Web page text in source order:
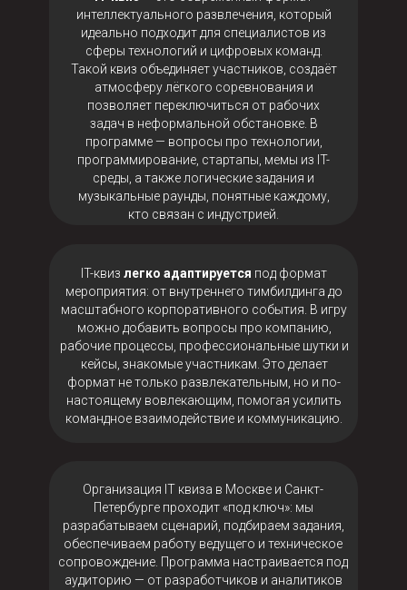
интеллектуального развлечения, который
идеально подходит для специалистов из
сферы технологий и цифровых команд.
Такой квиз объединяет участников, создаёт
атмосферу лёгкого соревнования и
позволяет переключиться от рабочих
задач в неформальной обстановке. В
программе — вопросы про технологии,
программирование, стартапы, мемы из IT-
среды, а также логические задания и
музыкальные раунды, понятные каждому,
кто связан с индустрией.
IT-квиз легко адаптируется под формат
мероприятия: от внутреннего тимбилдинга до
масштабного корпоративного события. В игру
можно добавить вопросы про компанию,
рабочие процессы, профессиональные шутки и
кейсы, знакомые участникам. Это делает
формат не только развлекательным, но и по-
настоящему вовлекающим, помогая усилить
командное взаимодействие и коммуникацию.
Организация IT квиза в Москве и Санкт-
Петербурге проходит «под ключ»: мы
разрабатываем сценарий, подбираем задания,
обеспечиваем работу ведущего и техническое
сопровождение. Программа настраивается под
аудиторию — от разработчиков и аналитиков